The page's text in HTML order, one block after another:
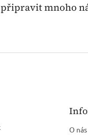
mnoho
O nás